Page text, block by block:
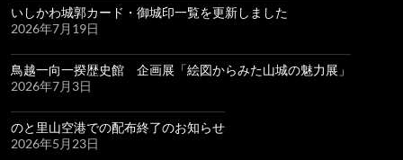
いしかわ城郭カード・御城印一覧を更新しました
2026年7月19日
鳥越一向一揆歴史館 企画展「絵図からみた山城の魅力展」
2026年7月3日
のと里山空港での配布終了のお知らせ
2026年5月23日